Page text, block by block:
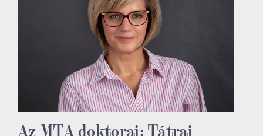
Az MTA doktorai: Tátrai